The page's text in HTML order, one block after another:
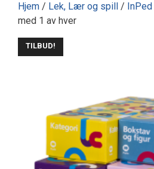
Hjem / Lek, Lær og spill / InPed
med 1 av hver
TILBUD!